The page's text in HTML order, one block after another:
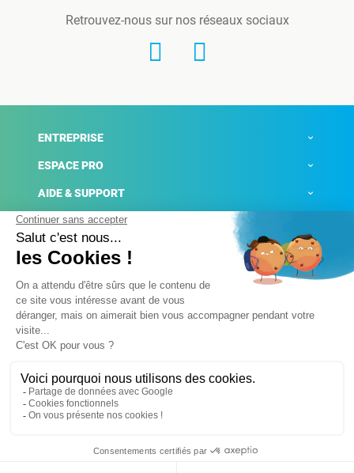
Retrouvez-nous sur nos réseaux sociaux
ENTREPRISE
ESPACE PRO
AIDE & SUPPORT
ACTUALITÉS
Mentions légales
Conditions générales de ventes
Plateforme de signalement